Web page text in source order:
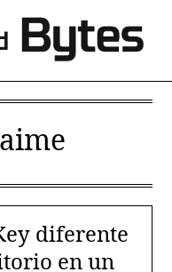
diferente
en un